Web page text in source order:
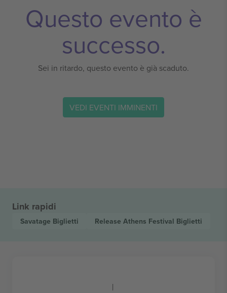
Questo evento è
successo.
Sei in ritardo, questo evento è già scaduto.
VEDI EVENTI IMMINENTI
Link rapidi
Savatage Biglietti Release Athens Festival Biglietti